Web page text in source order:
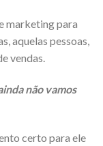
marketing para
aquelas pessoas,
vendas.
não vamos
certo para ele